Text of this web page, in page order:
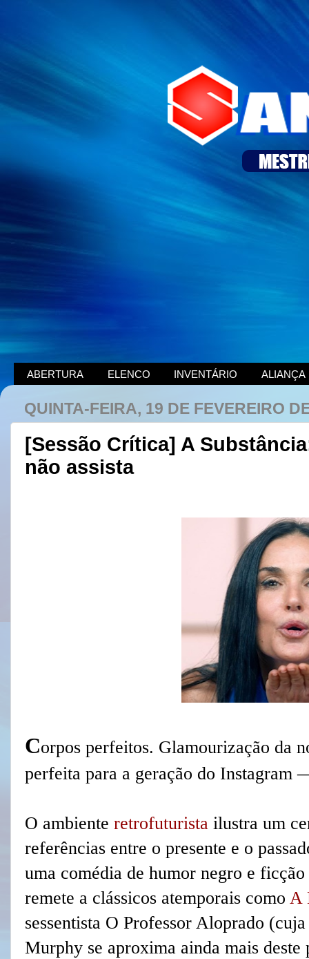
ABERTURA ELENCO INVENTÁRIO ALIANÇA
QUINTA-FEIRA, 19 DE FEVEREIRO
[Sessão Crítica] A
não assista
Corpos perfeitos. Glamourização da
perfeita para a geração do Instagram
O ambiente retrofuturista ilustra um
referências entre o presente e o
uma comédia de humor negro e
remete a clássicos atemporais como A
sessentista O Professor Aloprado
Murphy se aproxima ainda mais